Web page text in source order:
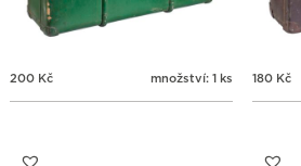
200 Kč množství: 1 ks 180 Kč